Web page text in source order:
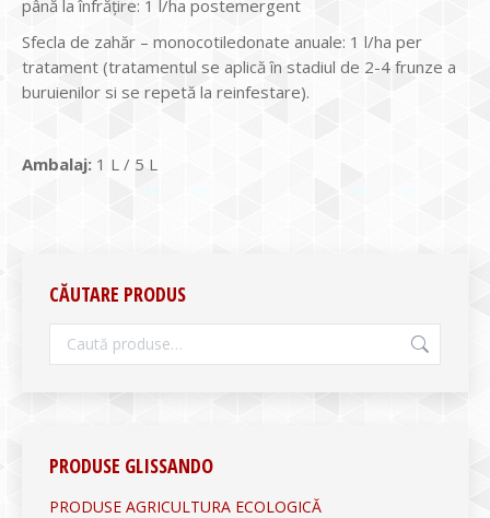
până la înfrățire: 1 l/ha postemergent
Sfecla de zahăr – monocotiledonate anuale: 1 l/ha per
tratament (tratamentul se aplică în stadiul de 2-4 frunze a
buruienilor si se repetă la reinfestare).
Ambalaj: 1 L / 5 L
CĂUTARE PRODUS
PRODUSE GLISSANDO
PRODUSE AGRICULTURA ECOLOGICĂ